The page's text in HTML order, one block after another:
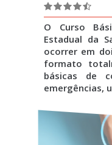
O Curso
Estadual da
ocorrer em
formato
básicas de
emergências,